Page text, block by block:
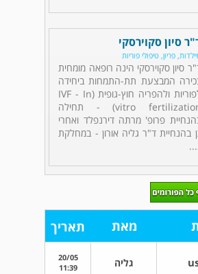
סיון סקוירסקי
פריון, טיפולי פוריות
סיון סקוירסקי הינה רופאה מומחית
המבצעת תת-התמחות ביחידה
לפוריות ולהפריה חוץ-גופית (IVF - In
vitro fertilization) - תחילה
פרופ' מרתה דירנפלד ואחרי
בהנחיית ד"ר גליה אורון - במחלקת
מאת תאריך
גליה
20/05
11:39